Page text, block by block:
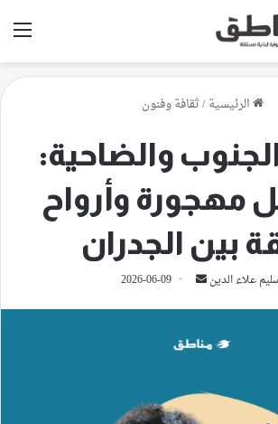
الرئيسية/ثقافة وفنون
والضاحية:
مهجورة وأرواح
بين الجدران
علاء الدين
أرسل 2026-06-09